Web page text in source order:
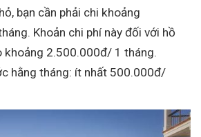
bạn cần phải chi khoảng
Khoản chi phí này đối với hồ
khoảng 2.500.000đ/ 1 tháng.
hằng tháng: ít nhất 500.000đ/